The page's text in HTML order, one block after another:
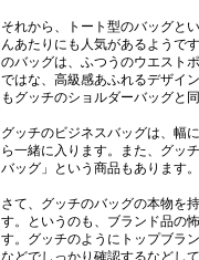
それから、トート型のバッグと
んあたりにも人気があるようで
のバッグは、ふつうのウエスト
ではな、高級感あふれるデザイ
もグッチのショルダーバッグと
グッチのビジネスバッグは、幅
ら一緒に入ります。また、グッ
バッグ」という商品もあります。
さて、グッチのバッグの本物を
す。というのも、ブランド品の
す。グッチのようにトップブラ
などでしっかり確認するなどし